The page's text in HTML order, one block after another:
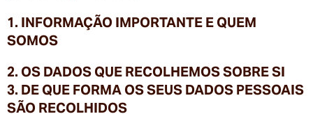
1. INFORMAÇÃO IMPORTANTE E QUEM
SOMOS
2. OS DADOS QUE RECOLHEMOS SOBRE SI
3. DE QUE FORMA OS SEUS DADOS PESSOAIS
SÃO RECOLHIDOS